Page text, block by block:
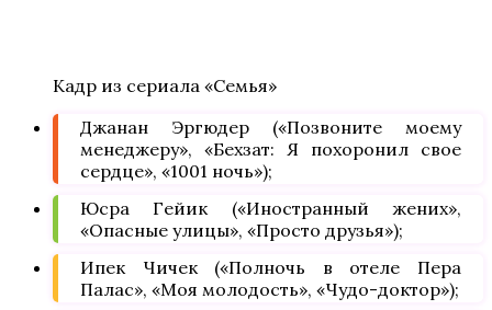
Кадр из сериала «Семья»
Джанан Эргюдер («Позвоните моему
менеджеру», «Бехзат: Я похоронил свое
сердце», «1001 ночь»);
Юсра Гейик («Иностранный жених»,
«Опасные улицы», «Просто друзья»);
Ипек Чичек («Полночь в отеле Пера
Палас», «Моя молодость», «Чудо-доктор»);